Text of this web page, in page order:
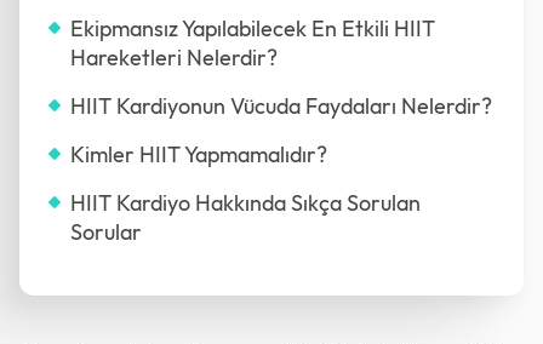
Ekipmansız Yapılabilecek En Etkili HIIT
Hareketleri Nelerdir?
HIIT Kardiyonun Vücuda Faydaları Nelerdir?
Kimler HIIT Yapmamalıdır?
HIIT Kardiyo Hakkında Sıkça Sorulan
Sorular